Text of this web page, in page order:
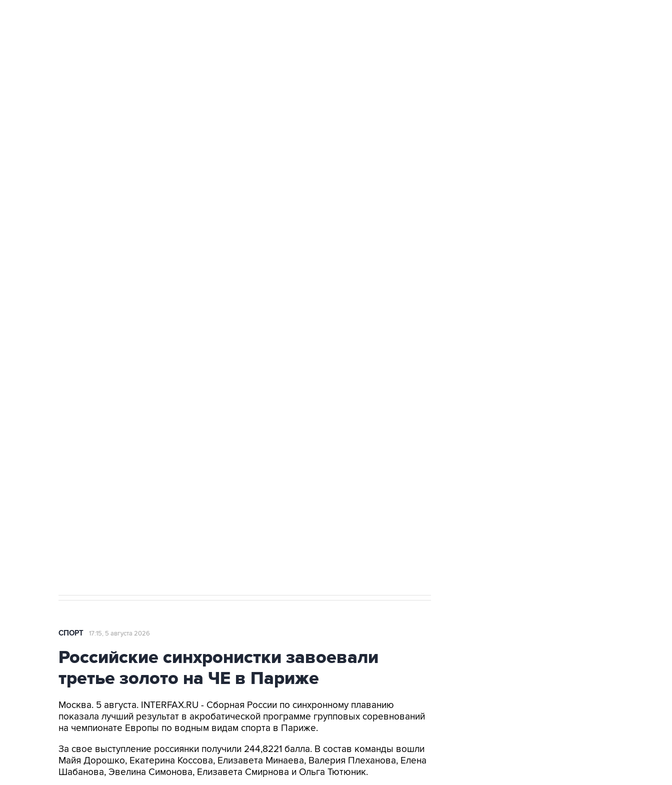
СПОРТ 17:15, 5 августа 2026
Российские синхронистки завоевали
третье золото на ЧЕ в Париже
Москва. 5 августа. INTERFAX.RU - Сборная России по синхронному плаванию
показала лучший результат в акробатической программе групповых соревнований
на чемпионате Европы по водным видам спорта в Париже.
За свое выступление россиянки получили 244,8221 балла. В состав команды вошли
Майя Дорошко, Екатерина Коссова, Елизавета Минаева, Валерия Плеханова, Елена
Шабанова, Эвелина Симонова, Елизавета Смирнова и Ольга Тютюник.